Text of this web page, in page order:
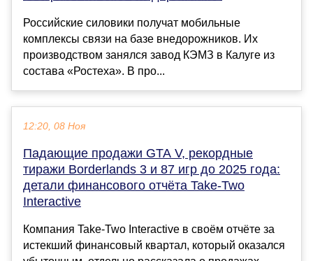
Российские силовики получат мобильные
комплексы связи на базе внедорожников. Их
производством занялся завод КЭМЗ в Калуге из
состава «Ростеха». В про...
12:20, 08 Ноя
Падающие продажи GTA V, рекордные
тиражи Borderlands 3 и 87 игр до 2025 года:
детали финансового отчёта Take-Two
Interactive
Компания Take-Two Interactive в своём отчёте за
истекший финансовый квартал, который оказался